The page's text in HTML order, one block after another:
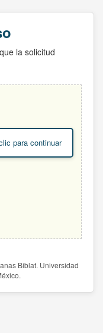
la solicitud
para continuar
Biblat. Universidad